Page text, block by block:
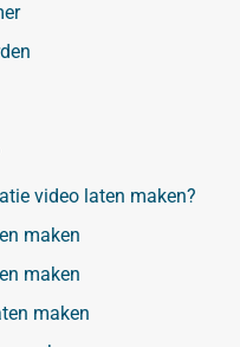
video laten maken?
maken
maken
maken